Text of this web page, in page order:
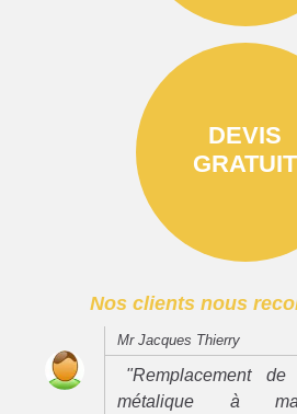
DEVIS
GRATUIT
Nos clients nous
Mr Jacques Thierry
"Remplacement
métalique à